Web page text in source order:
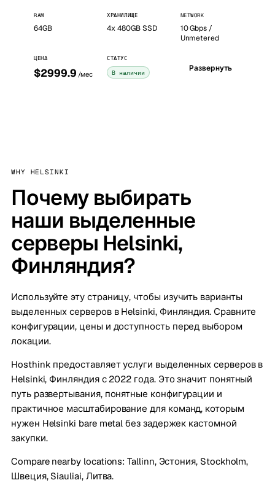
RAM
64GB
ХРАНИЛИЩЕ
4x 480GB SSD
NETWORK
10 Gbps /
Unmetered
ЦЕНА
$2999.9 /мес
СТАТУС
В наличии Развернуть
WHY HELSINKI
Почему выбирать
наши выделенные
серверы Helsinki,
Финляндия?
Используйте эту страницу, чтобы изучить варианты
выделенных серверов в Helsinki, Финляндия. Сравните
конфигурации, цены и доступность перед выбором
локации.
Hosthink предоставляет услуги выделенных серверов в
Helsinki, Финляндия с 2022 года. Это значит понятный
путь развертывания, понятные конфигурации и
практичное масштабирование для команд, которым
нужен Helsinki bare metal без задержек кастомной
закупки.
Compare nearby locations:Tallinn, Эстония, Stockholm,
Швеция, Siauliai, Литва.